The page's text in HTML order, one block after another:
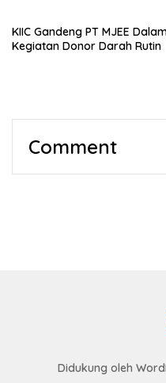
KIIC Gandeng PT MJEE
Kegiatan Donor Darah Rutin
Comment
Didukung oleh